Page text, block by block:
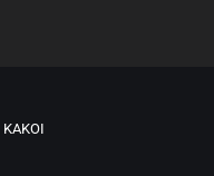
KAKOI